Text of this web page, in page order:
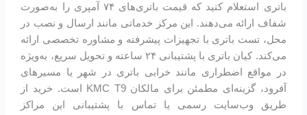
باتری استعلام کنید که قیمت باتری‌های ۷۴ آمپری را به‌صورت
شفاف ارائه می‌دهند. این مرکز خدماتی مانند ارسال و نصب در
محل، تست باتری با تجهیزات پیشرفته و مشاوره تخصصی ارائه
می‌کند. کیان باتری با پشتیبانی ۲۴ ساعته و تحویل سریع، به‌ویژه
در مواقع اضطراری مانند خرابی باتری در شهر یا مسیرهای
آفرود، گزینه‌ای مطمئن برای مالکان KMC T9 است. خرید از
طریق وب‌سایت رسمی یا تماس با پشتیبانی این مراکز